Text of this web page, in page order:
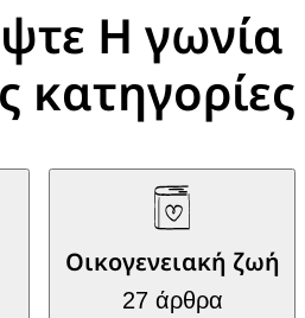
Η γωνία
κατηγορίες
Οικογενειακή ζωή
27 άρθρα